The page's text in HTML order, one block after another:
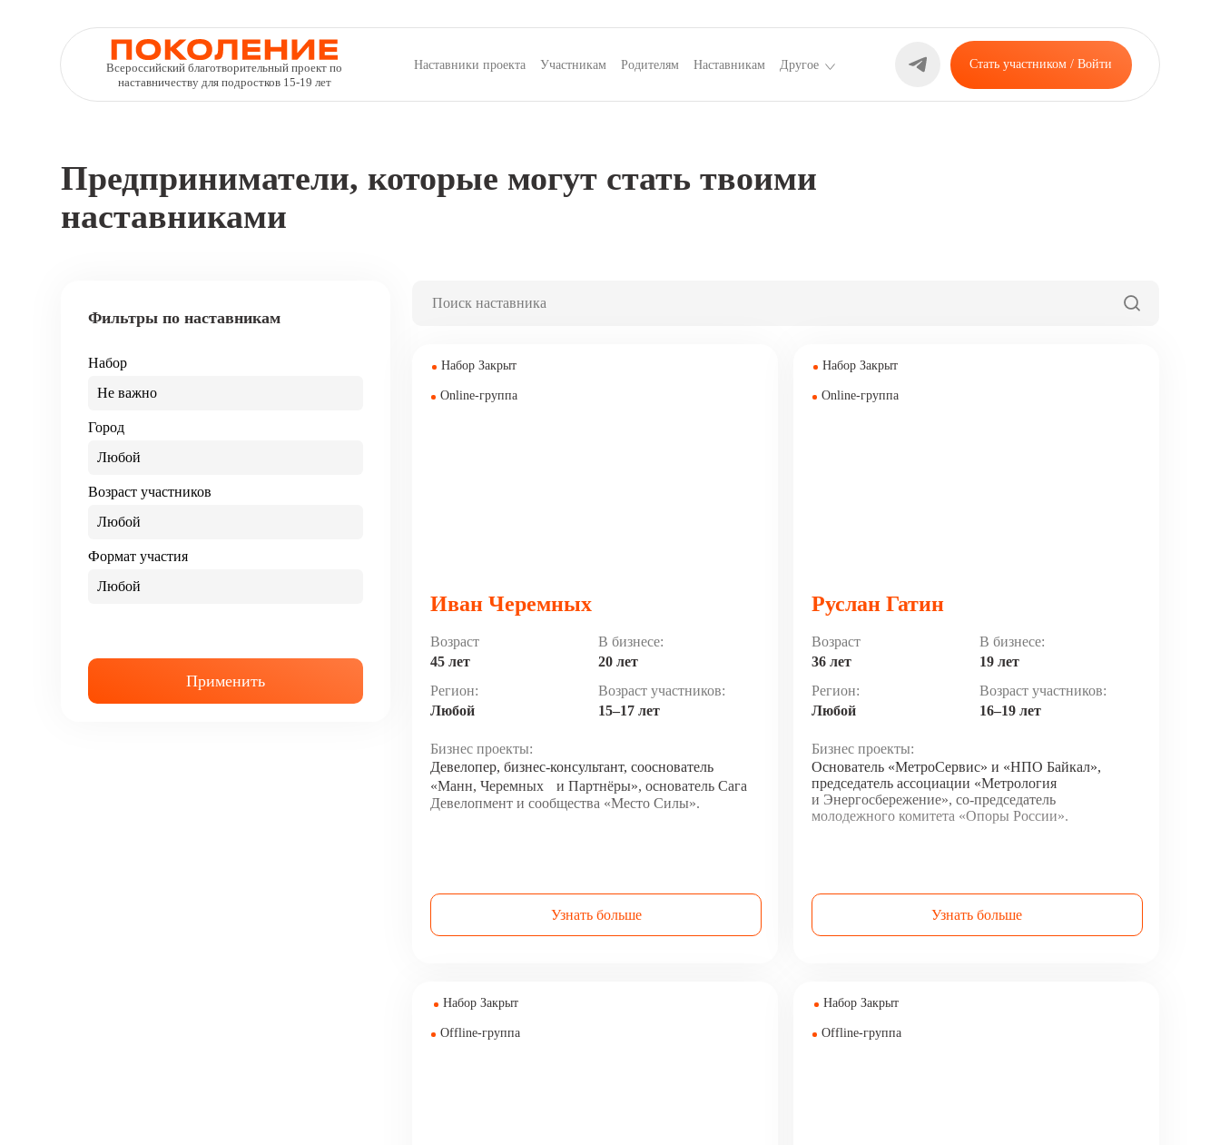
Всероссийский благотворительный проект по
наставничеству для подростков 15-19 лет
Наставники проекта Участникам Родителям Наставникам Другое Стать участником / Войти
Предприниматели, которые могут стать твоими
наставниками
Фильтры по наставникам
Набор
Не важно
Город
Любой
Возраст участников
Любой
Формат участия
Любой
Применить
Набор Закрыт
Online-группа
Иван Черемных
Возраст
45 лет
В бизнесе:
20 лет
Регион:
Любой
Возраст участников:
15–17 лет
Бизнес проекты:
Девелопер, бизнес-консультант, сооснователь
«Манн, Черемных и Партнёры», основатель Сага
Девелопмент и сообщества «Место Силы».
Узнать больше
Набор Закрыт
Online-группа
Руслан Гатин
Возраст
36 лет
В бизнесе:
19 лет
Регион:
Любой
Возраст участников:
16–19 лет
Бизнес проекты:
Основатель «МетроСервис» и «НПО Байкал»,
председатель ассоциации «Метрология
и Энергосбережение», со-председатель
молодежного комитета «Опоры России».
Узнать больше
Набор Закрыт
Offline-группа
Набор Закрыт
Offline-группа